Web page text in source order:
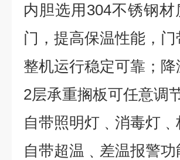
内胆选用304不锈钢
门，提高保温性能，门
整机运行稳定可靠；降
2层承重搁板可任意调
自带照明灯﹑消毒灯
自带超温﹑差温报警